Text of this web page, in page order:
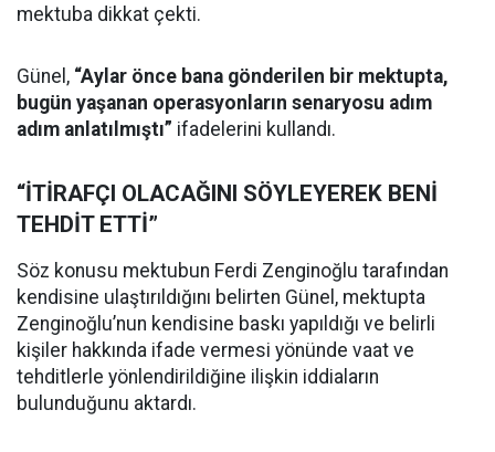
mektuba dikkat çekti.
Günel, “Aylar önce bana gönderilen bir mektupta,
bugün yaşanan operasyonların senaryosu adım
adım anlatılmıştı” ifadelerini kullandı.
“İTİRAFÇI OLACAĞINI SÖYLEYEREK BENİ
TEHDİT ETTİ”
Söz konusu mektubun Ferdi Zenginoğlu tarafından
kendisine ulaştırıldığını belirten Günel, mektupta
Zenginoğlu’nun kendisine baskı yapıldığı ve belirli
kişiler hakkında ifade vermesi yönünde vaat ve
tehditlerle yönlendirildiğine ilişkin iddiaların
bulunduğunu aktardı.